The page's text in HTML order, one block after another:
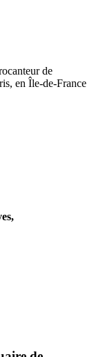
de
en Île-de-France